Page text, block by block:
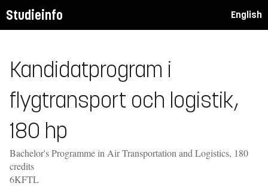
Studieinfo English
Kandidatprogram i
flygtransport och logistik,
180 hp
Bachelor's Programme in Air Transportation and Logistics, 180
credits
6KFTL